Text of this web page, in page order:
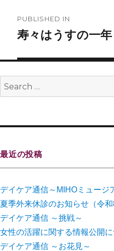
PUBLISHED IN
寿々はうすの一年
最近の投稿
デイケア通信～MIHOミュージ
夏季外来休診のお知らせ（令和
デイケア通信 ～挑戦～
女性の活躍に関する情報公開に
デイケア通信 ～お花見～